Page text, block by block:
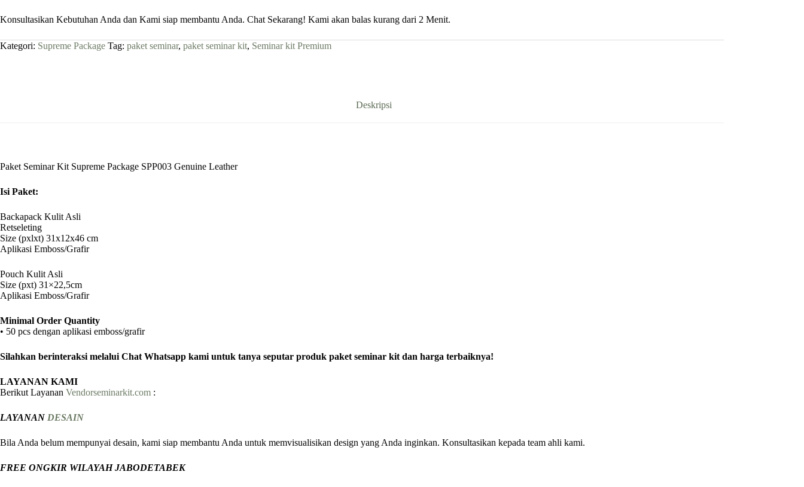
Konsultasikan Kebutuhan Anda dan Kami siap membantu Anda. Chat Sekarang! Kami akan balas kurang dari 2 Menit.
Kategori: Supreme Package Tag: paket seminar, paket seminar kit, Seminar kit Premium
Deskripsi
Paket Seminar Kit Supreme Package SPP003 Genuine Leather
Isi Paket:
Backapack Kulit Asli
Retseleting
Size (pxlxt) 31x12x46 cm
Aplikasi Emboss/Grafir
Pouch Kulit Asli
Size (pxt) 31×22,5cm
Aplikasi Emboss/Grafir
Minimal Order Quantity
• 50 pcs dengan aplikasi emboss/grafir
Silahkan berinteraksi melalui Chat Whatsapp kami untuk tanya seputar produk paket seminar kit dan harga terbaiknya!
LAYANAN KAMI
Berikut Layanan Vendorseminarkit.com :
LAYANAN DESAIN
Bila Anda belum mempunyai desain, kami siap membantu Anda untuk memvisualisikan design yang Anda inginkan. Konsultasikan kepada team ahli kami.
FREE ONGKIR WILAYAH JABODETABEK